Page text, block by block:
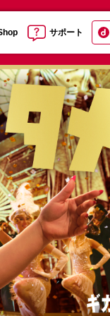
サポート